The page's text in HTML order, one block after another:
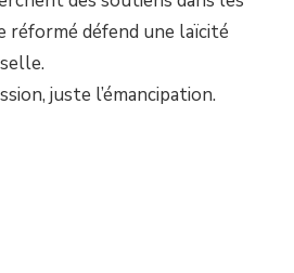
réformé défend une laïcité
juste l’émancipation.